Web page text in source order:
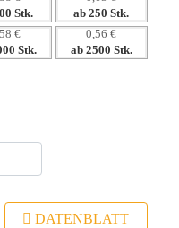
Stk. ab 250 Stk.
€
Stk.
0,56 €
ab 2500 Stk.
DATENBLATT